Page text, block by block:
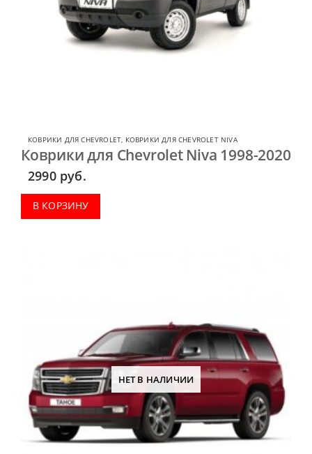
КОВРИКИ ДЛЯ CHEVROLET, КОВРИКИ ДЛЯ CHEVROLET NIVA
Коврики для Chevrolet Niva 1998-2020
2990 руб.
В КОРЗИНУ
НЕТ В НАЛИЧИИ